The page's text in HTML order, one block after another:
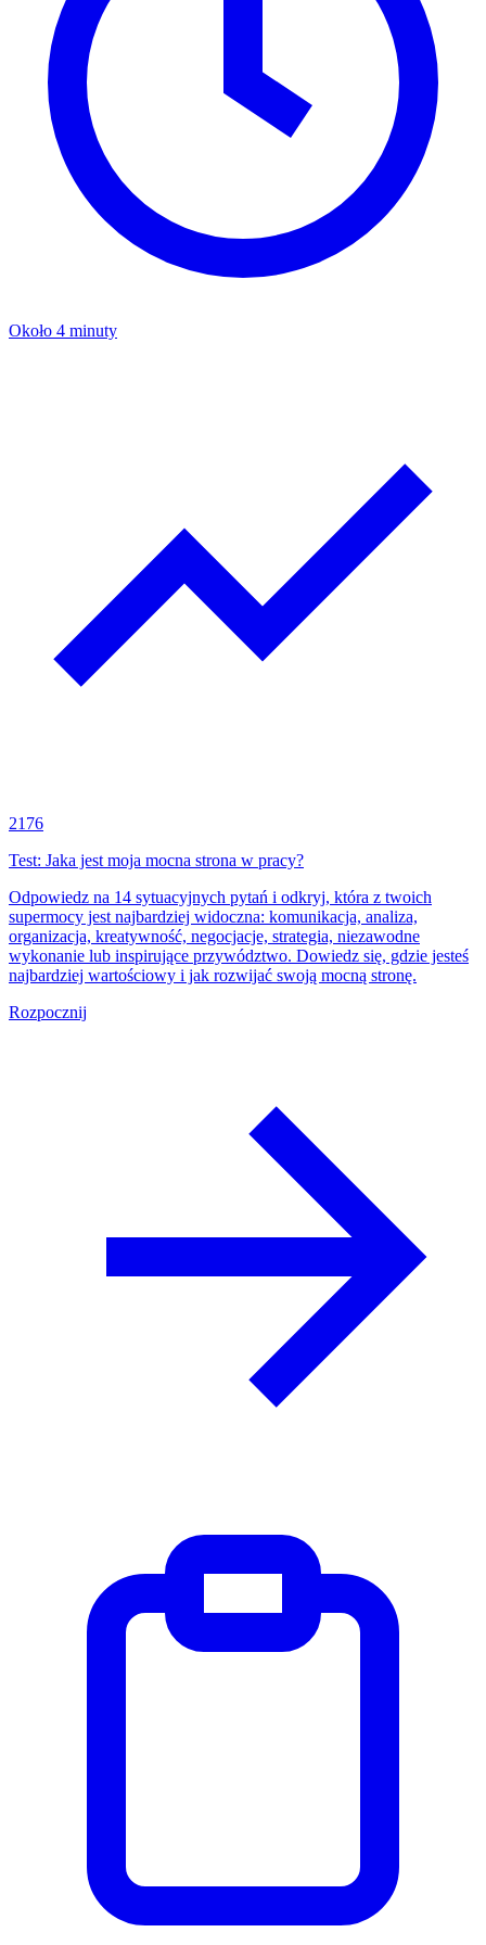
Około 4 minuty
2176
Test: Jaka jest moja mocna strona w pracy?
Odpowiedz na 14 sytuacyjnych pytań i odkryj, która z twoich
supermocy jest najbardziej widoczna: komunikacja, analiza,
organizacja, kreatywność, negocjacje, strategia, niezawodne
wykonanie lub inspirujące przywództwo. Dowiedz się, gdzie jesteś
najbardziej wartościowy i jak rozwijać swoją mocną stronę.
Rozpocznij